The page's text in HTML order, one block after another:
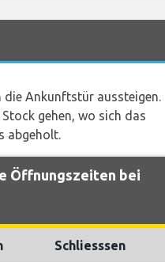
die Ankunftstür aussteigen.
gehen, wo sich das
abgeholt.
Öffnungszeiten bei
Schliesssen